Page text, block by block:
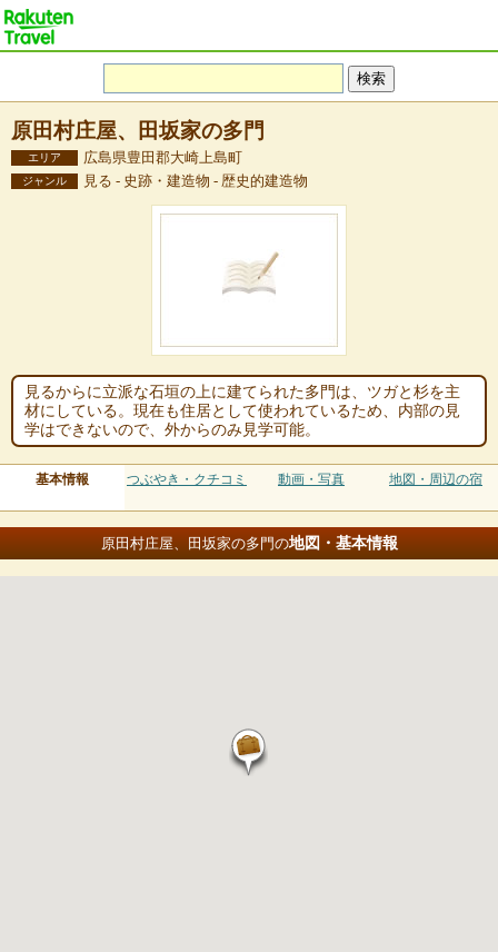
原田村庄屋、田坂家の多門
エリア 広島県豊田郡大崎上島町
ジャンル 見る - 史跡・建造物 - 歴史的建造物
見るからに立派な石垣の上に建てられた多門は、ツガと杉を主
材にしている。現在も住居として使われているため、内部の見
学はできないので、外からのみ見学可能。
基本情報 つぶやき・クチコミ 動画・写真 地図・周辺の宿
原田村庄屋、田坂家の多門の地図・基本情報